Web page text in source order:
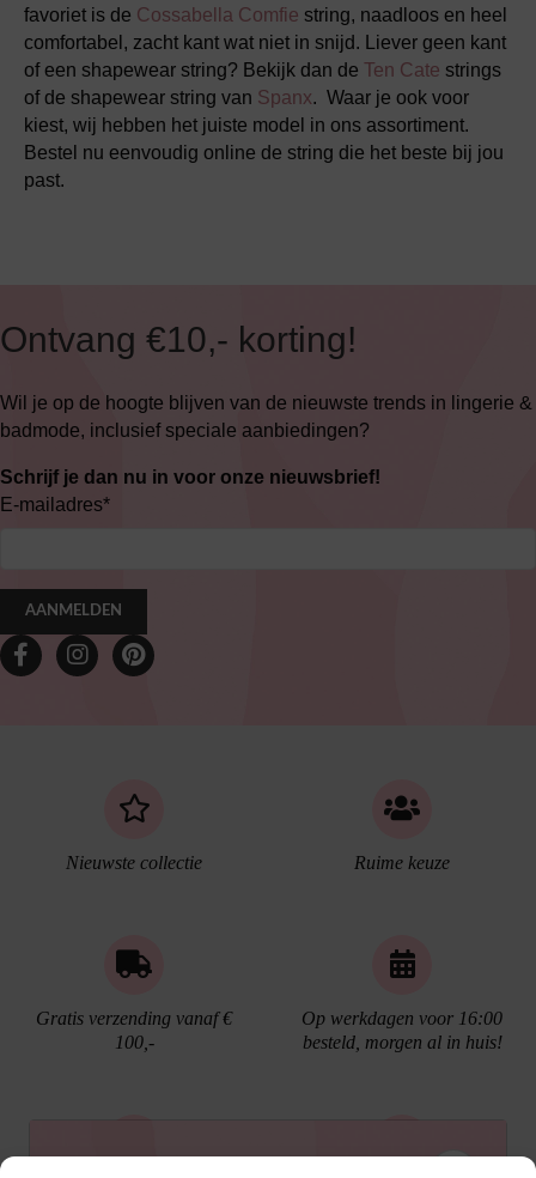
favoriet is de Cossabella Comfie string, naadloos en heel
comfortabel, zacht kant wat niet in snijd. Liever geen kant
of een shapewear string? Bekijk dan de Ten Cate strings
of de shapewear string van Spanx. Waar je ook voor
kiest, wij hebben het juiste model in ons assortiment.
Bestel nu eenvoudig online de string die het beste bij jou
past.
Ontvang €10,- korting!
Wil je op de hoogte blijven van de nieuwste trends in lingerie &
badmode, inclusief speciale aanbiedingen?
Schrijf je dan nu in voor onze nieuwsbrief!
E-mailadres*
AANMELDEN
Nieuwste collectie Ruime keuze
Gratis verzending vanaf €
100,-
Op werkdagen voor 16:00
besteld, morgen al in huis!